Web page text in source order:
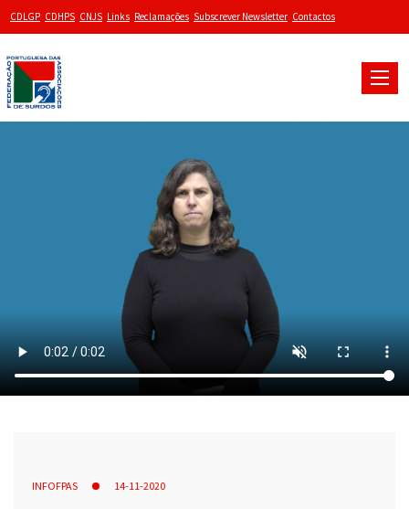
CDLGP CDHPS CNJS Links Reclamações Subscrever Newsletter Contactos
Toggle
INFOFPAS 14-11-2020